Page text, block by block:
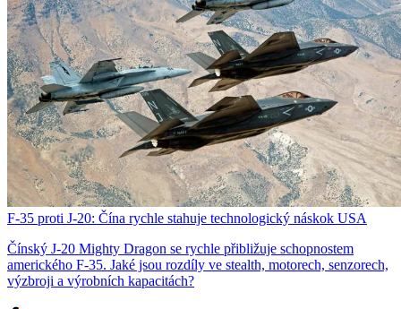
F-35 proti J-20: Čína rychle stahuje technologický náskok USA
Čínský J-20 Mighty Dragon se rychle přibližuje schopnostem
amerického F-35. Jaké jsou rozdíly ve stealth, motorech, senzorech,
výzbroji a výrobních kapacitách?